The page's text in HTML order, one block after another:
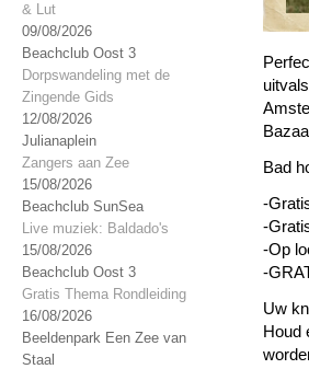
& Lut
09/08/2026
Beachclub Oost 3
Dorpswandeling met de
Zingende Gids
12/08/2026
Julianaplein
Zangers aan Zee
15/08/2026
Beachclub SunSea
Live muziek: Baldado's
15/08/2026
Beachclub Oost 3
Gratis Thema Rondleiding
16/08/2026
Beeldenpark Een Zee van
Staal
Bad
-
-
-Op
-
Uw
Houd